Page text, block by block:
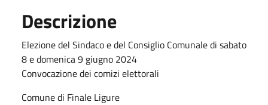
Descrizione
Elezione del Sindaco e del Consiglio Comunale di sabato
8 e domenica 9 giugno 2024
Convocazione dei comizi elettorali
Comune di Finale Ligure